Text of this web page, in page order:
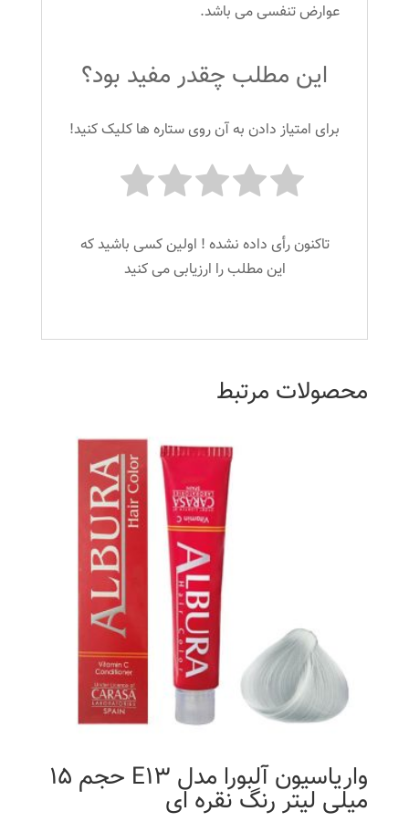
عوارض تنفسی می باشد.
این مطلب چقدر مفید بود؟
برای امتیاز دادن به آن روی ستاره ها کلیک کنید!
تاکنون رأی داده نشده ! اولین کسی باشید که
این مطلب را ارزیابی می کنید
محصولات مرتبط
واریاسیون آلبورا مدل E13 حجم 15
میلی لیتر رنگ نقره ای